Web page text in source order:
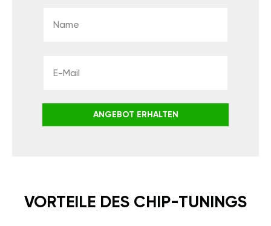
ANGEBOT ERHALTEN
VORTEILE DES CHIP-TUNINGS